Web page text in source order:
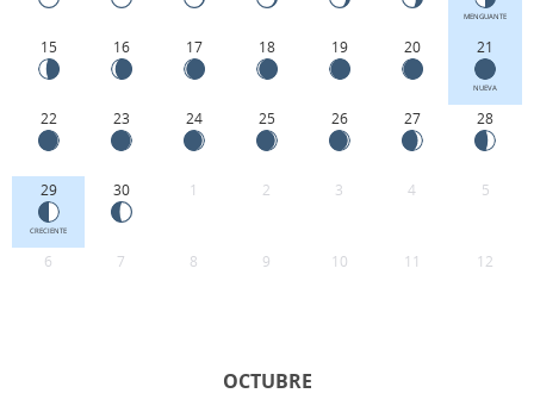
MENGUANTE
15 16 17 18 19 20 21
NUEVA
22 23 24 25 26 27 28
29
CRECIENTE
30 1 2 3 4 5
6 7 8 9 10 11 12
OCTUBRE